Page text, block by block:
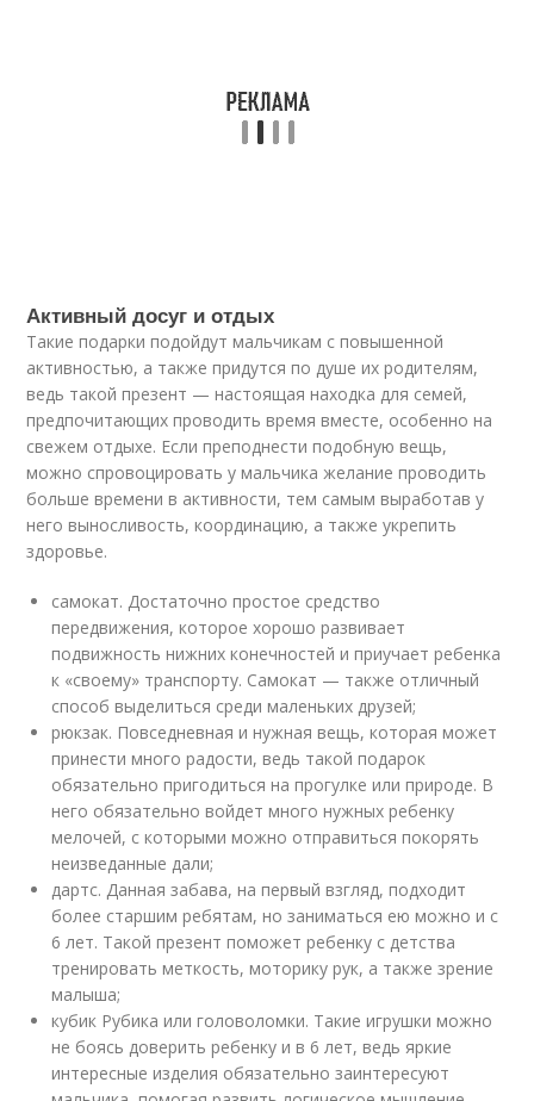
Активный досуг и отдых
Такие подарки подойдут мальчикам с повышенной
активностью, а также придутся по душе их родителям,
ведь такой презент — настоящая находка для семей,
предпочитающих проводить время вместе, особенно на
свежем отдыхе. Если преподнести подобную вещь,
можно спровоцировать у мальчика желание проводить
больше времени в активности, тем самым выработав у
него выносливость, координацию, а также укрепить
здоровье.
самокат. Достаточно простое средство
передвижения, которое хорошо развивает
подвижность нижних конечностей и приучает ребенка
к «своему» транспорту. Самокат — также отличный
способ выделиться среди маленьких друзей;
рюкзак. Повседневная и нужная вещь, которая может
принести много радости, ведь такой подарок
обязательно пригодиться на прогулке или природе. В
него обязательно войдет много нужных ребенку
мелочей, с которыми можно отправиться покорять
неизведанные дали;
дартс. Данная забава, на первый взгляд, подходит
более старшим ребятам, но заниматься ею можно и с
6 лет. Такой презент поможет ребенку с детства
тренировать меткость, моторику рук, а также зрение
малыша;
кубик Рубика или головоломки. Такие игрушки можно
не боясь доверить ребенку и в 6 лет, ведь яркие
интересные изделия обязательно заинтересуют